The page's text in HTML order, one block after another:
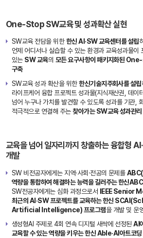
비
전
시작해
사회에
큰
인재가
"이SW
성대
(以SW
成大)"
확
G
SEEK
한신캠
퍼스,
하이러
닝,
경기도
COSS
One-Stop SW교육 및 성과확산 실현
SW교육 전담을 위한한신 AI·SW 교육센터를 설립
언제 어디서나 실습할 수 있는 환경과 교육성과물이
있는 SW 교육의 모든 요구사항이 패키지화된
구축
SW교육 성과 확산을 위한한신기술지주회사를 설립
라이프케어 융합 프로젝트 성과물(지식재산권, 데이
넘어 누구나 가치를 발견할 수 있도록 성과를 기관,
적극적으로 연결해 주는찾아가는 SW교육 성과관리
교육을 넘어 일자리까지 창출하는 융합형
개발
SW 비전공자에게는 지역·사회·전공의 문제를
역량을 통합하여 해결하는 능력을 길러주는 한신
SW전공자에게는 심화 과정으로서
IEEE Senior
최근의 AI·SW 프로젝트를 교육하는 한신
Artificial Intelligence) 프로그램을 개발 및 운
생성형AI 주제로 4회 연속 디지털 새싹에 선정된AI
교육할 수 있는 역량을 키우는 한신 Able·AI아트코